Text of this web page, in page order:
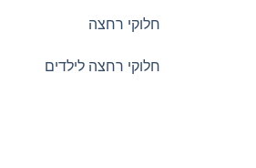
חלוקי רחצה
חלוקי רחצה לילדים